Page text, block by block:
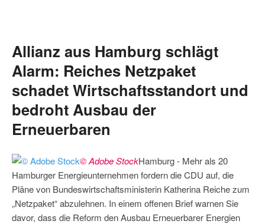
Allianz aus Hamburg schlägt
Alarm: Reiches Netzpaket
schadet Wirtschaftsstandort und
bedroht Ausbau der
Erneuerbaren
© Adobe StockHamburg - Mehr als 20
Hamburger Energieunternehmen fordern die CDU auf, die
Pläne von Bundeswirtschaftsministerin Katherina Reiche zum
„Netzpaket“ abzulehnen. In einem offenen Brief warnen Sie
davor, dass die Reform den Ausbau Erneuerbarer Energien